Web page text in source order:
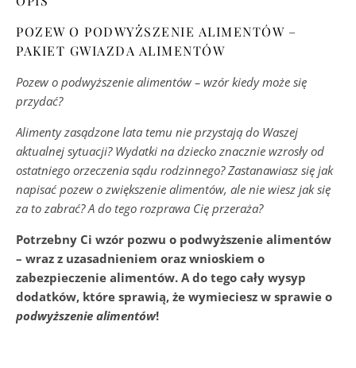
POZEW O PODWYŻSZENIE ALIMENTÓW –
PAKIET GWIAZDA ALIMENTÓW
Pozew o podwyższenie alimentów – wzór kiedy może się
przydać?
Alimenty zasądzone lata temu nie przystają do Waszej
aktualnej sytuacji? Wydatki na dziecko znacznie wzrosły od
ostatniego orzeczenia sądu rodzinnego? Zastanawiasz się jak
napisać pozew o zwiększenie alimentów, ale nie wiesz jak się
za to zabrać? A do tego rozprawa Cię przeraża?
Potrzebny Ci wzór pozwu o podwyższenie alimentów
– wraz z uzasadnieniem oraz wnioskiem o
zabezpieczenie alimentów. A do tego cały wysyp
dodatków, które sprawią, że wymieciesz w sprawie o
podwyższenie alimentów!